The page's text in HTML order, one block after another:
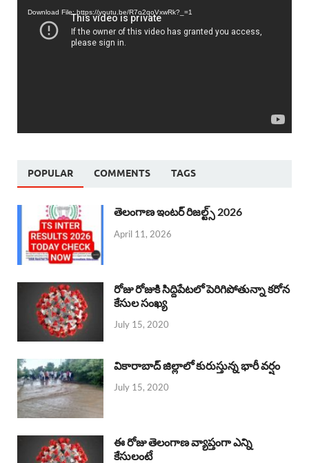
Download File: https://youtu.be/R7o2qoVxwRk?_=1
POPULAR COMMENTS TAGS
తెలంగాణ ఇంటర్ రిజల్ట్స్ 2026
April 11, 2026
రోజు రోజుకి సిద్దిపేటలో పెరిగిపోతున్నా కరోన
కేసుల సంఖ్య
July 15, 2020
వికారాబాద్ జిల్లాలో కురుస్తున్న భారీ వర్షం
July 15, 2020
ఈ రోజు తెలంగాణ వ్యాప్తంగా ఎన్ని
కేసులంటే